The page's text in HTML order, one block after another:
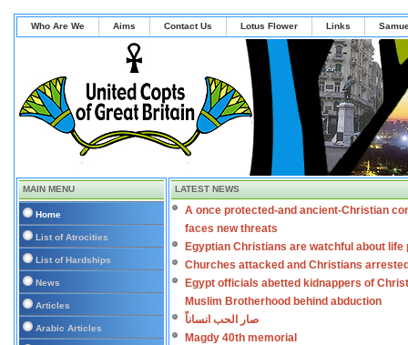
Who Are We Aims Contact Us Lotus Flower Links
MAIN MENU
Home
List of Atrocities
List of Hardships
News
Articles
Arabic Articles
LATEST NEWS
A once protected-and ancient-Christian
faces new threats
Egyptian Christians are watchful about life
Churches attacked and Christians
Egypt officials abetted kidnappers of
Muslim Brotherhood behind abduction
صار الحب انساناً
Magdy 40th memorial